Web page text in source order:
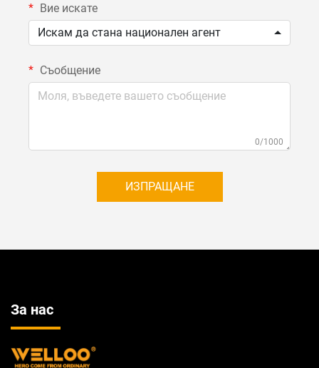
Вие искате
Искам да стана национален агент
Съобщение
0/1000
ИЗПРАЩАНЕ
За нас